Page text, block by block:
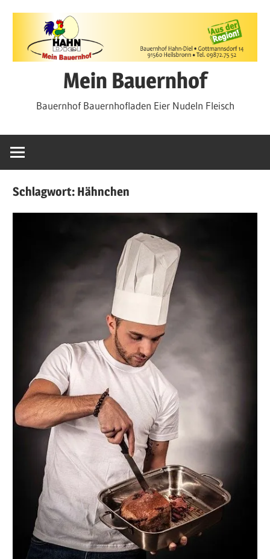
springen
Mein Bauernhof
Bauernhof Bauernhofladen Eier Nudeln Fleisch
Schlagwort: Hähnchen